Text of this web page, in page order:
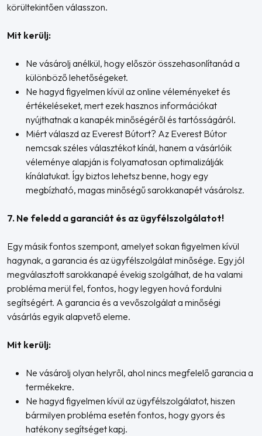
körültekintően válasszon.
Mit kerülj:
Ne vásárolj anélkül, hogy először összehasonlítanád a
különböző lehetőségeket.
Ne hagyd figyelmen kívül az online véleményeket és
értékeléseket, mert ezek hasznos információkat
nyújthatnak a kanapék minőségéről és tartósságáról.
Miért válaszd az Everest Bútort? Az Everest Bútor
nemcsak széles választékot kínál, hanem a vásárlóik
véleménye alapján is folyamatosan optimalizálják
kínálatukat. Így biztos lehetsz benne, hogy egy
megbízható, magas minőségű sarokkanapét vásárolsz.
7. Ne feledd a garanciát és az ügyfélszolgálatot!
Egy másik fontos szempont, amelyet sokan figyelmen kívül
hagynak, a garancia és az ügyfélszolgálat minősége. Egy jól
megválasztott sarokkanapé évekig szolgálhat, de ha valami
probléma merül fel, fontos, hogy legyen hová fordulni
segítségért. A garancia és a vevőszolgálat a minőségi
vásárlás egyik alapvető eleme.
Mit kerülj:
Ne vásárolj olyan helyről, ahol nincs megfelelő garancia a
termékekre.
Ne hagyd figyelmen kívül az ügyfélszolgálatot, hiszen
bármilyen probléma esetén fontos, hogy gyors és
hatékony segítséget kapj.